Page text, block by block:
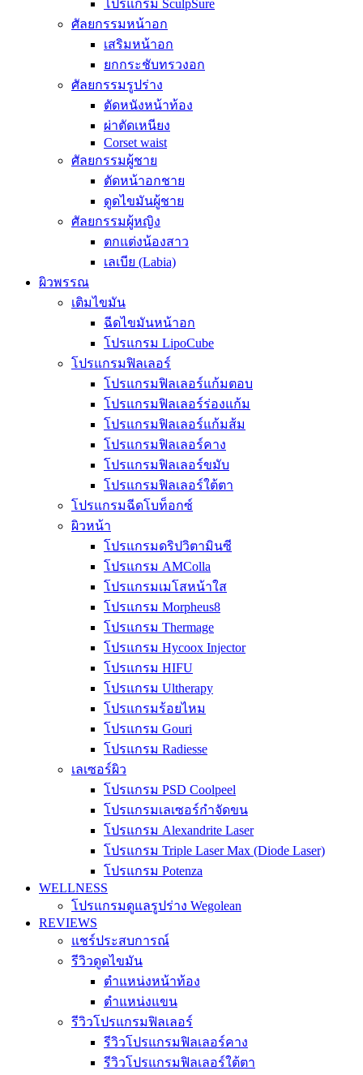
โปรแกรม SculpSure
ศัลยกรรมหน้าอก
เสริมหน้าอก
ยกกระชับทรวงอก
ศัลยกรรมรูปร่าง
ตัดหนังหน้าท้อง
ผ่าตัดเหนียง
Corset waist
ศัลยกรรมผู้ชาย
ตัดหน้าอกชาย
ดูดไขมันผู้ชาย
ศัลยกรรมผู้หญิง
ตกแต่งน้องสาว
เลเบีย (Labia)
ผิวพรรณ
เติมไขมัน
ฉีดไขมันหน้าอก
โปรแกรม LipoCube
โปรแกรมฟิลเลอร์
โปรแกรมฟิลเลอร์แก้มตอบ
โปรแกรมฟิลเลอร์ร่องแก้ม
โปรแกรมฟิลเลอร์แก้มส้ม
โปรแกรมฟิลเลอร์คาง
โปรแกรมฟิลเลอร์ขมับ
โปรแกรมฟิลเลอร์ใต้ตา
โปรแกรมฉีดโบท็อกซ์
ผิวหน้า
โปรแกรมดริปวิตามินซี
โปรแกรม AMColla
โปรแกรมเมโสหน้าใส
โปรแกรม Morpheus8
โปรแกรม Thermage
โปรแกรม Hycoox Injector
โปรแกรม HIFU
โปรแกรม Ultherapy
โปรแกรมร้อยไหม
โปรแกรม Gouri
โปรแกรม Radiesse
เลเซอร์ผิว
โปรแกรม PSD Coolpeel
โปรแกรมเลเซอร์กำจัดขน
โปรแกรม Alexandrite Laser
โปรแกรม Triple Laser Max (Diode Laser)
โปรแกรม Potenza
WELLNESS
โปรแกรมดูแลรูปร่าง Wegolean
REVIEWS
แชร์ประสบการณ์
รีวิวดูดไขมัน
ตำแหน่งหน้าท้อง
ตำแหน่งแขน
รีวิวโปรแกรมฟิลเลอร์
รีวิวโปรแกรมฟิลเลอร์คาง
รีวิวโปรแกรมฟิลเลอร์ใต้ตา